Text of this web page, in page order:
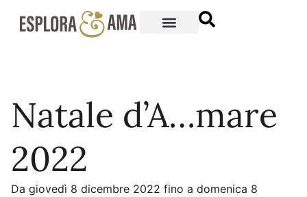
Natale d’A…mare
2022
Da giovedì 8 dicembre 2022 fino a domenica 8